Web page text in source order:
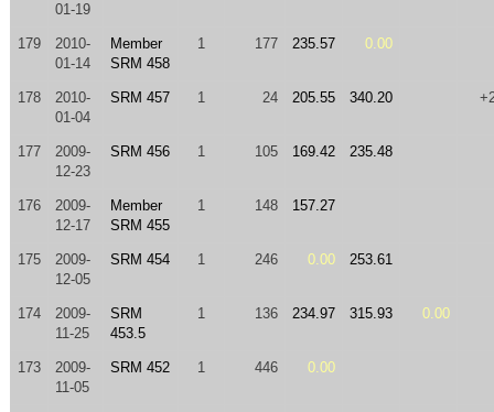
01-19
179
2010-
01-14
Member
SRM 458
1 177 235.57 0.00
178
2010-
01-04
SRM 457 1 24 205.55 340.20
177
2009-
12-23
SRM 456 1 105 169.42 235.48
176
2009-
12-17
Member
SRM 455
1 148 157.27
175
2009-
12-05
SRM 454 1 246 0.00 253.61
174
2009-
11-25
SRM
453.5
1 136 234.97 315.93 0.00
173
2009-
11-05
SRM 452 1 446 0.00